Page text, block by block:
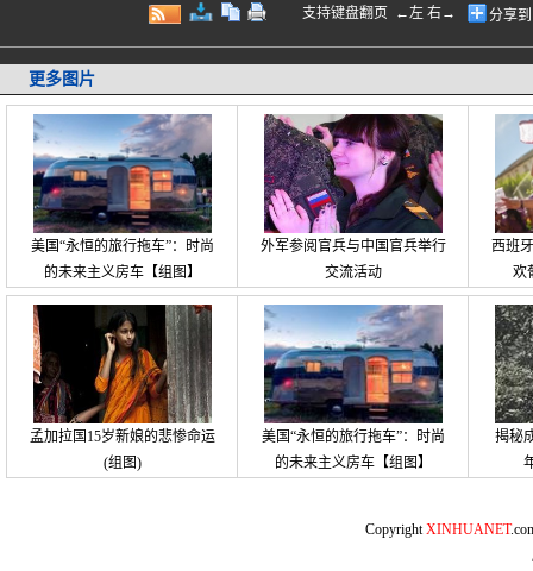
支持键盘翻页 ←左 右→ 分享
更多图片
美国“永恒的旅行拖车”：时尚
的未来主义房车【组图】
外军参阅官兵与中国官兵举行
交流活动
西班
欢
孟加拉国15岁新娘的悲惨命运
(组图)
美国“永恒的旅行拖车”：时尚
的未来主义房车【组图】
揭秘
CopyrightXINHUANET